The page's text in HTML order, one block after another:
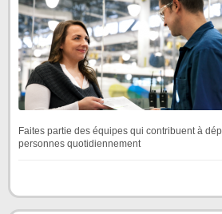
Faites partie des équipes qui contribuent à
personnes quotidiennement